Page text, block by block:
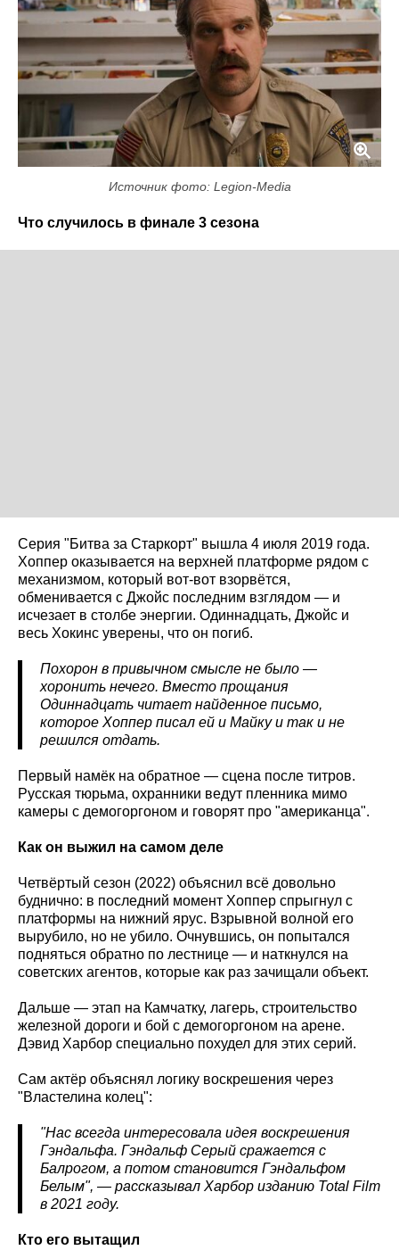
Источник фото: Legion-Media
Что случилось в финале 3 сезона
Серия "Битва за Старкорт" вышла 4 июля 2019 года.
Хоппер оказывается на верхней платформе рядом с
механизмом, который вот-вот взорвётся,
обменивается с Джойс последним взглядом — и
исчезает в столбе энергии. Одиннадцать, Джойс и
весь Хокинс уверены, что он погиб.
Похорон в привычном смысле не было —
хоронить нечего. Вместо прощания
Одиннадцать читает найденное письмо,
которое Хоппер писал ей и Майку и так и не
решился отдать.
Первый намёк на обратное — сцена после титров.
Русская тюрьма, охранники ведут пленника мимо
камеры с демогоргоном и говорят про "американца".
Как он выжил на самом деле
Четвёртый сезон (2022) объяснил всё довольно
буднично: в последний момент Хоппер спрыгнул с
платформы на нижний ярус. Взрывной волной его
вырубило, но не убило. Очнувшись, он попытался
подняться обратно по лестнице — и наткнулся на
советских агентов, которые как раз зачищали объект.
Дальше — этап на Камчатку, лагерь, строительство
железной дороги и бой с демогоргоном на арене.
Дэвид Харбор специально похудел для этих серий.
Сам актёр объяснял логику воскрешения через
"Властелина колец":
"Нас всегда интересовала идея воскрешения
Гэндальфа. Гэндальф Серый сражается с
Балрогом, а потом становится Гэндальфом
Белым", — рассказывал Харбор изданию Total Film
в 2021 году.
Кто его вытащил